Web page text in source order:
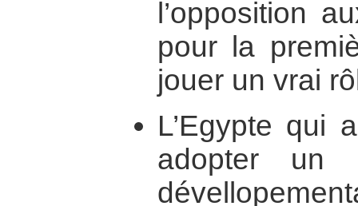
l’opposition
pour la
jouer un vrai
L’Egypte qui
adopter un